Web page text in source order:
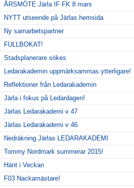
ÅRSMÖTE Järla IF FK 8 mars
NYTT utseende på Järlas hemsida
Ny samarbetspartner
FULLBOKAT!
Stadsplanerare sökes
Ledarakademin uppmärksammas ytterligare!
Reflektioner från Ledarakademin
Järla i fokus på Ledardagen!
Järlas Ledarakademi v 47
Järlas Ledarakademi v 46
Nedräkning Järlas LEDARAKADEMI
Tommy Nordmark summerar 2015!
Hänt i Veckan
F03 Nackamästare!